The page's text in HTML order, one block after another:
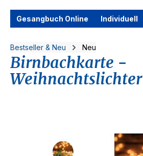
Gesangbuch Online Individuell
Bestseller & Neu Neu
Birnbachkarte -
Weihnachtslichter